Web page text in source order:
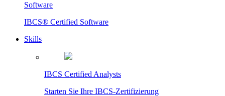
Software
IBCS® Certified Software
Skills
IBCS Certified Analysts
Starten Sie Ihre IBCS-Zertifizierung